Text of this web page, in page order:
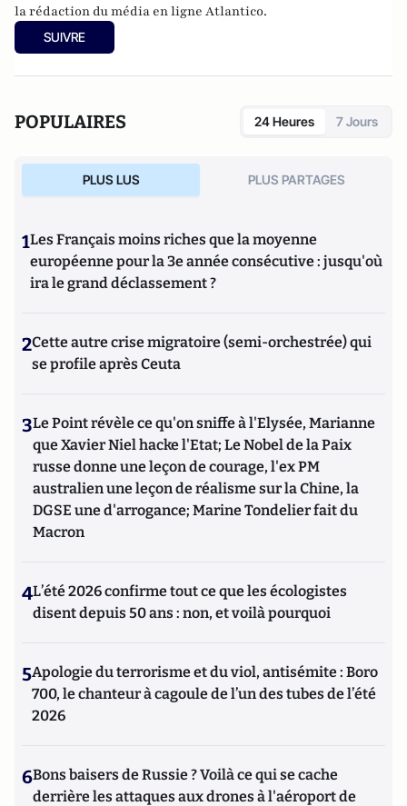
la rédaction du média en ligne Atlantico.
SUIVRE
POPULAIRES 24 Heures 7 Jours
PLUS LUS PLUS PARTAGES
1Les Français moins riches que la moyenne
européenne pour la 3e année consécutive : jusqu'où
ira le grand déclassement ?
2Cette autre crise migratoire (semi-orchestrée) qui
se profile après Ceuta
3Le Point révèle ce qu'on sniffe à l'Elysée, Marianne
que Xavier Niel hacke l'Etat; Le Nobel de la Paix
russe donne une leçon de courage, l'ex PM
australien une leçon de réalisme sur la Chine, la
DGSE une d'arrogance; Marine Tondelier fait du
Macron
4L’été 2026 confirme tout ce que les écologistes
disent depuis 50 ans : non, et voilà pourquoi
5Apologie du terrorisme et du viol, antisémite : Boro
700, le chanteur à cagoule de l’un des tubes de l’été
2026
6Bons baisers de Russie ? Voilà ce qui se cache
derrière les attaques aux drones à l'aéroport de